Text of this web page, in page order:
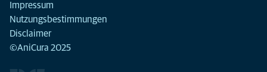
Impressum
Nutzungsbestimmungen
Disclaimer
©AniCura 2025